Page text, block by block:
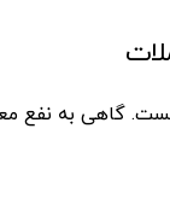
گاهی به نفع